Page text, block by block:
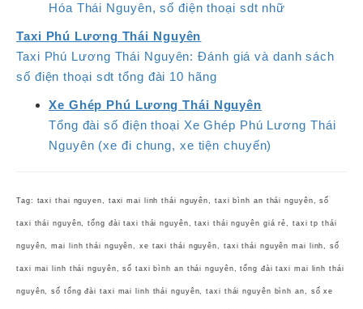
Hóa Thái Nguyên, số điện thoại sdt nhữ
Taxi Phú Lương Thái Nguyên
Taxi Phú Lương Thái Nguyên: Đánh giá và danh sách
số điện thoại sdt tổng đài 10 hãng
Xe Ghép Phú Lương Thái Nguyên
Tổng đài số điện thoại Xe Ghép Phú Lương Thái
Nguyên (xe đi chung, xe tiện chuyến)
Tag: taxi thai nguyen, taxi mai linh thái nguyên, taxi bình an thái nguyên, số
taxi thái nguyên, tổng đài taxi thái nguyên, taxi thái nguyên giá rẻ, taxi tp thái
nguyên, mai linh thái nguyên, xe taxi thái nguyên, taxi thái nguyên mai linh, số
taxi mai linh thái nguyên, số taxi bình an thái nguyên, tổng đài taxi mai linh thái
nguyên, số tổng đài taxi mai linh thái nguyên, taxi thái nguyên bình an, số xe